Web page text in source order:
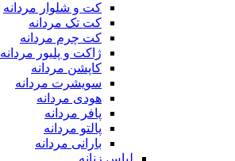
کت و شلوار مردانه
کت تک مردانه
کت چرم مردانه
ژاکت و پلیور مردانه
کاپشن مردانه
سویشرت مردانه
هودی مردانه
پافر مردانه
پالتو مردانه
بارانی مردانه
لباس زنانه